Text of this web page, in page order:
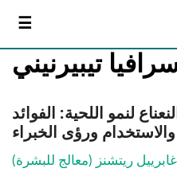
تيبيرنيني
لنمو اللحية: الفوائد
والاستخدام ورؤى الخبراء
غابرييل ريتشنز (معالج للبشرة)